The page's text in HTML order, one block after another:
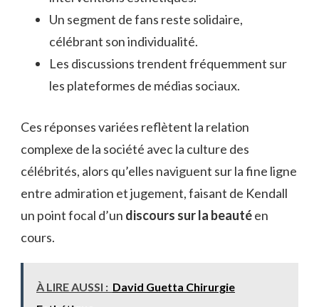
Un segment de fans reste solidaire,
célébrant son individualité.
Les discussions trendent fréquemment sur
les plateformes de médias sociaux.
Ces réponses variées reflètent la relation
complexe de la société avec la culture des
célébrités, alors qu’elles naviguent sur la fine ligne
entre admiration et jugement, faisant de Kendall
un point focal d’un discours sur la beautéen
cours.
À LIRE AUSSI : David Guetta Chirurgie